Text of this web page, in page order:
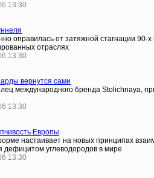
13:30
оправилась от затяжной стагнации
отраслях
13:30
вернутся сами
международного бренда Stolichnaya,
13:30
Европы
настаивает на новых принципах
дефицитом углеводородов в мире
13:30